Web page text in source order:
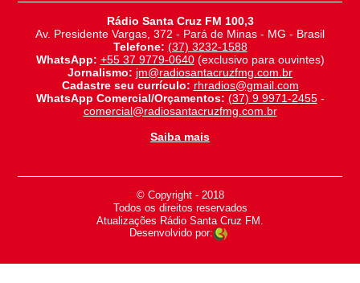
Rádio Santa Cruz FM 100,3
Av. Presidente Vargas, 372 - Pará de Minas - MG - Brasil
Telefone: (37) 3232-1588
WhatsApp: +55 37 9779-0640(exclusivo para ouvintes)
Jornalismo: jm@radiosantacruzfmg.com.br
Cadastre seu currículo: rhradios@gmail.com
WhatsApp Comercial/Orçamentos: (37) 9 9971-2455-
comercial@radiosantacruzfmg.com.br
Saiba mais
© Copyright - 2018
-
Todos os direitos reservados
-
Atualizações Rádio Santa Cruz FM.
Desenvolvido por: